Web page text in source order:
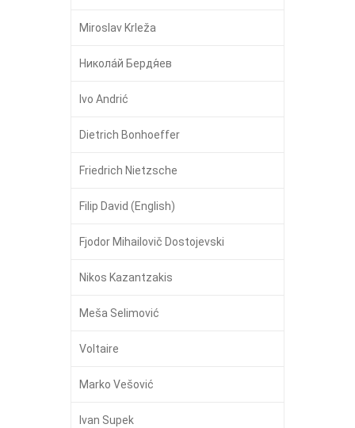
Miroslav Krleža
Никола́й Бердя́ев
Ivo Andrić
Dietrich Bonhoeffer
Friedrich Nietzsche
Filip David (English)
Fjodor Mihailovič Dostojevski
Nikos Kazantzakis
Meša Selimović
Voltaire
Marko Vešović
Ivan Supek